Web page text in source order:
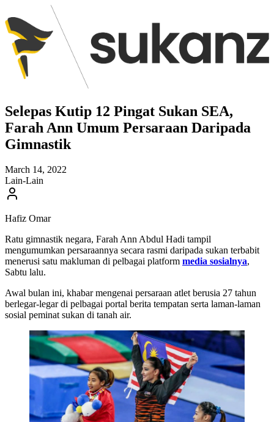
Selepas Kutip 12 Pingat Sukan SEA,
Farah Ann Umum Persaraan Daripada
Gimnastik
March 14, 2022
Lain-Lain
Hafiz Omar
Ratu gimnastik negara, Farah Ann Abdul Hadi tampil
mengumumkan persaraannya secara rasmi daripada sukan terbabit
menerusi satu makluman di pelbagai platform media sosialnya,
Sabtu lalu.
Awal bulan ini, khabar mengenai persaraan atlet berusia 27 tahun
berlegar-legar di pelbagai portal berita tempatan serta laman-laman
sosial peminat sukan di tanah air.